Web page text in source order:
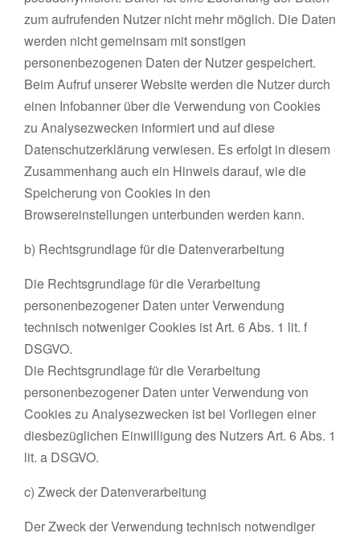
zum aufrufenden Nutzer nicht mehr möglich. Die Daten
werden nicht gemeinsam mit sonstigen
personenbezogenen Daten der Nutzer gespeichert.
Beim Aufruf unserer Website werden die Nutzer durch
einen Infobanner über die Verwendung von Cookies
zu Analysezwecken informiert und auf diese
Datenschutzerklärung verwiesen. Es erfolgt in diesem
Zusammenhang auch ein Hinweis darauf, wie die
Speicherung von Cookies in den
Browsereinstellungen unterbunden werden kann.
b) Rechtsgrundlage für die Datenverarbeitung
Die Rechtsgrundlage für die Verarbeitung
personenbezogener Daten unter Verwendung
technisch notweniger Cookies ist Art. 6 Abs. 1 lit. f
DSGVO.
Die Rechtsgrundlage für die Verarbeitung
personenbezogener Daten unter Verwendung von
Cookies zu Analysezwecken ist bei Vorliegen einer
diesbezüglichen Einwilligung des Nutzers Art. 6 Abs. 1
lit. a DSGVO.
c) Zweck der Datenverarbeitung
Der Zweck der Verwendung technisch notwendiger